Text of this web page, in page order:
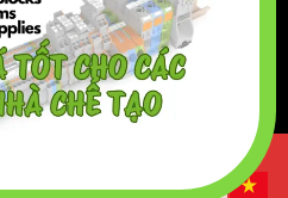
Technology & Engineering
right Reserved.